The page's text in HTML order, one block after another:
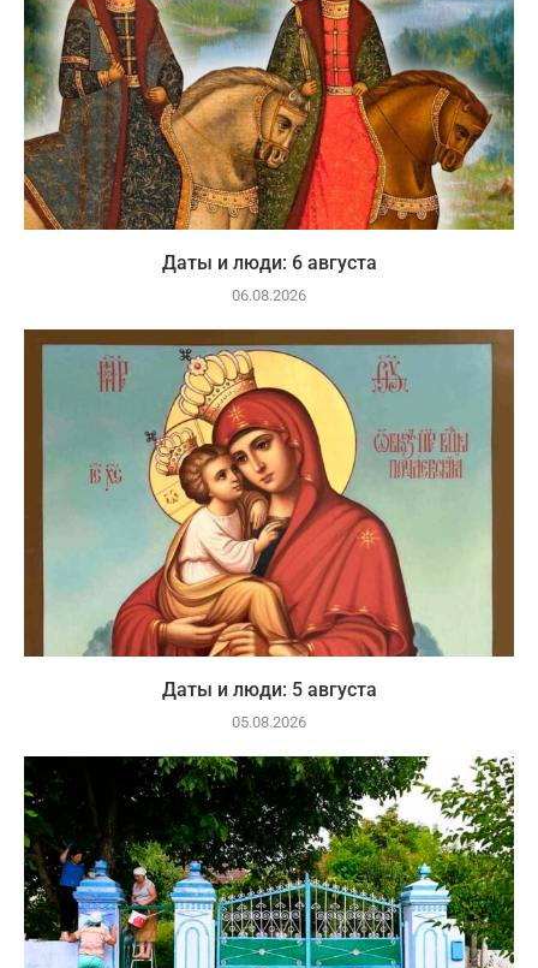
Даты и люди: 6 августа
06.08.2026
Даты и люди: 5 августа
05.08.2026